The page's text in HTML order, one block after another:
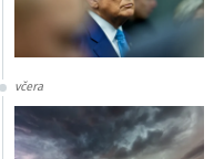
včera